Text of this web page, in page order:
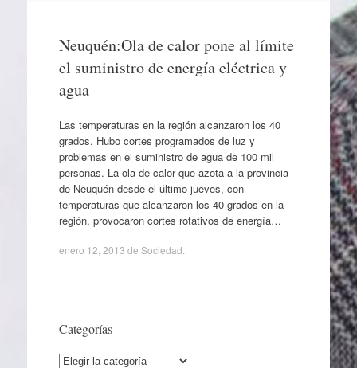
Neuquén:Ola de calor pone al límite
el suministro de energía eléctrica y
agua
Las temperaturas en la región alcanzaron los 40
grados. Hubo cortes programados de luz y
problemas en el suministro de agua de 100 mil
personas. La ola de calor que azota a la provincia
de Neuquén desde el último jueves, con
temperaturas que alcanzaron los 40 grados en la
región, provocaron cortes rotativos de energía…
enero 12, 2013 de Sociedad
Categorías
Categorías